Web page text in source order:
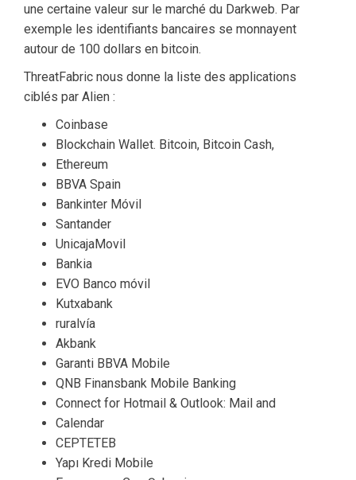
une certaine valeur sur le marché du Darkweb. Par
exemple les identifiants bancaires se monnayent
autour de 100 dollars en bitcoin.
ThreatFabric nous donne la liste des applications
ciblés par Alien :
Coinbase
Blockchain Wallet. Bitcoin, Bitcoin Cash,
Ethereum
BBVA Spain
Bankinter Móvil
Santander
UnicajaMovil
Bankia
EVO Banco móvil
Kutxabank
ruralvía
Akbank
Garanti BBVA Mobile
QNB Finansbank Mobile Banking
Connect for Hotmail & Outlook: Mail and
Calendar
CEPTETEB
Yapı Kredi Mobile